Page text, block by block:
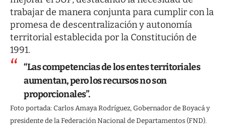
trabajar de manera conjunta para cumplir con la
promesa de descentralización y autonomía
territorial establecida por la Constitución de
1991.
“Las competencias de los entes territoriales
aumentan, pero los recursos no son
proporcionales”.
Foto portada: Carlos Amaya Rodríguez, Gobernador de Boyacá y
presidente de la Federación Nacional de Departamentos (FND).